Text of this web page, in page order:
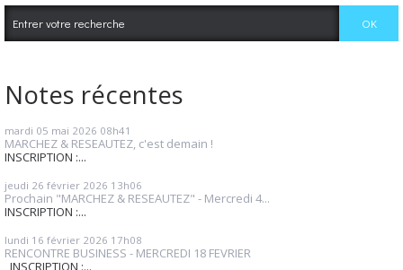
Notes récentes
mardi 05 mai 2026 08h41
MARCHEZ & RESEAUTEZ, c'est demain !
INSCRIPTION :...
jeudi 26 février 2026 13h06
Prochain "MARCHEZ & RESEAUTEZ" - Mercredi 4...
INSCRIPTION :...
lundi 16 février 2026 17h08
RENCONTRE BUSINESS - MERCREDI 18 FEVRIER
INSCRIPTION :...